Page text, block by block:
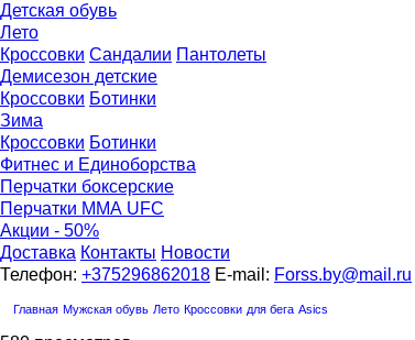
Детская обувь
Летo
Кроссовки Сандалии Пантолеты
Демисезон детские
Кроссовки Ботинки
Зима
Кроссовки Ботинки
Фитнес и Единоборства
Перчатки боксерские
Перчатки ММА UFC
Акции - 50%
Доставка Контакты Новости
Телефон: +375296862018 E-mail: Forss.by@mail.ru
Главная Мужская обувь Лето Кроссовки для бега Asics